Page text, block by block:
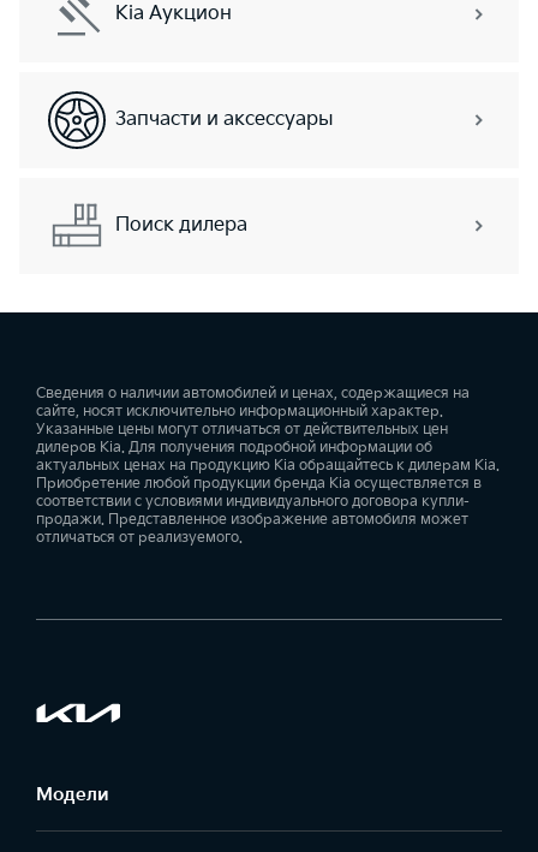
Kia Аукцион
Запчасти и аксессуары
Поиск дилера
Сведения о наличии автомобилей и ценах, содержащиеся на
сайте, носят исключительно информационный характер.
Указанные цены могут отличаться от действительных цен
дилеров Kia. Для получения подробной информации об
актуальных ценах на продукцию Kia обращайтесь к дилерам Kia.
Приобретение любой продукции бренда Kia осуществляется в
соответствии с условиями индивидуального договора купли-
продажи. Представленное изображение автомобиля может
отличаться от реализуемого.
Модели